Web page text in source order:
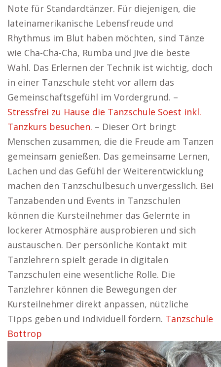
Note für Standardtänzer. Für diejenigen, die
lateinamerikanische Lebensfreude und
Rhythmus im Blut haben möchten, sind Tänze
wie Cha-Cha-Cha, Rumba und Jive die beste
Wahl. Das Erlernen der Technik ist wichtig, doch
in einer Tanzschule steht vor allem das
Gemeinschaftsgefühl im Vordergrund. –
Stressfrei zu Hause die Tanzschule Soest inkl.
Tanzkurs besuchen. – Dieser Ort bringt
Menschen zusammen, die die Freude am Tanzen
gemeinsam genießen. Das gemeinsame Lernen,
Lachen und das Gefühl der Weiterentwicklung
machen den Tanzschulbesuch unvergesslich. Bei
Tanzabenden und Events in Tanzschulen
können die Kursteilnehmer das Gelernte in
lockerer Atmosphäre ausprobieren und sich
austauschen. Der persönliche Kontakt mit
Tanzlehrern spielt gerade in digitalen
Tanzschulen eine wesentliche Rolle. Die
Tanzlehrer können die Bewegungen der
Kursteilnehmer direkt anpassen, nützliche
Tipps geben und individuell fördern. Tanzschule
Bottrop